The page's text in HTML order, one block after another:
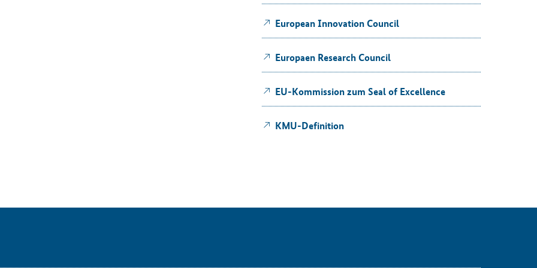
European Innovation Council
Europaen Research Council
EU-​Kommission zum Seal of Excellence
KMU-​Definition